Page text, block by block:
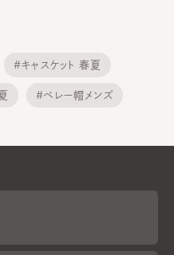
#キャスケット 春夏
#ベレー帽メンズ